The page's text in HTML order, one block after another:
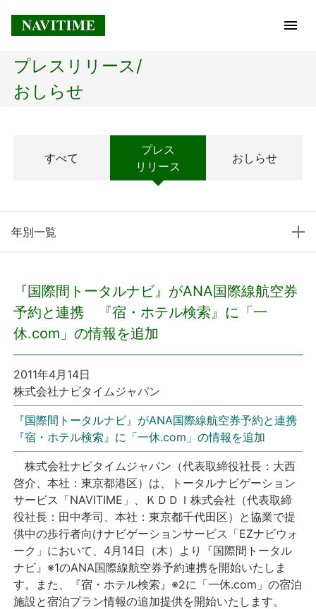
トップページ
経営理念
プレスリリース
おしらせ
サービス
法人向けサービス
採用情報
English
プレスリリース/
おしらせ
すべて
プレス
リリース
おしらせ
年別一覧
『国際間トータルナビ』がANA国際線航空券
予約と連携 『宿・ホテル検索』に「一
休.com」の情報を追加
2011年4月14日
株式会社ナビタイムジャパン
『国際間トータルナビ』がANA国際線航空券予約と連携
『宿・ホテル検索』に「一休.com」の情報を追加
株式会社ナビタイムジャパン（代表取締役社長：大西
啓介、本社：東京都港区）は、トータルナビゲーション
サービス「NAVITIME」、ＫＤＤＩ株式会社（代表取締
役社長：田中孝司、本社：東京都千代田区）と協業で提
供中の歩行者向けナビゲーションサービス「EZナビウォ
ーク」において、4月14日（木）より『国際間トータル
ナビ』※1のANA国際線航空券予約連携を開始いたしま
す。また、『宿・ホテル検索』※2に「一休.com」の宿泊
施設と宿泊プラン情報の追加提供を開始いたします。